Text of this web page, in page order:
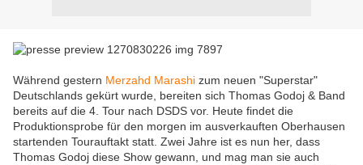
Während gestern Merzahd Marashi zum neuen "Superstar"
Deutschlands gekürt wurde, bereiten sich Thomas Godoj & Band
bereits auf die 4. Tour nach DSDS vor. Heute findet die
Produktionsprobe für den morgen im ausverkauften Oberhausen
startenden Tourauftakt statt. Zwei Jahre ist es nun her, dass
Thomas Godoj diese Show gewann, und mag man sie auch